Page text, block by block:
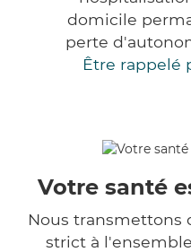
domicile
perte
Être rappelé
Votre santé
Nous transmettons
strict à